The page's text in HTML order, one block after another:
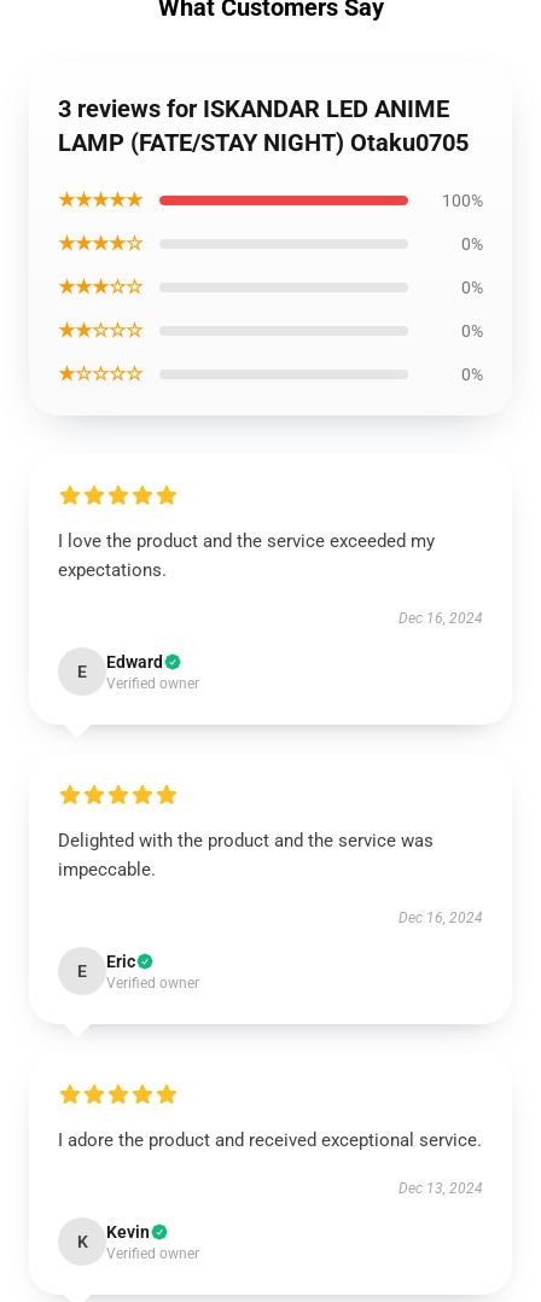
What Customers Say
3 reviews for ISKANDAR LED ANIME
LAMP (FATE/STAY NIGHT) Otaku0705
★★★★★ 100%
★★★★☆ 0%
★★★☆☆ 0%
★★☆☆☆ 0%
★☆☆☆☆ 0%
I love the product and the service exceeded my
expectations.
Dec 16, 2024
E Edward
Verified owner
Delighted with the product and the service was
impeccable.
Dec 16, 2024
E Eric
Verified owner
I adore the product and received exceptional service.
Dec 13, 2024
K Kevin
Verified owner